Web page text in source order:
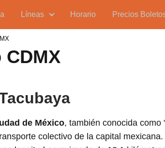
Líneas Horario Precios
de México, también conocida como
colectivo de la capital